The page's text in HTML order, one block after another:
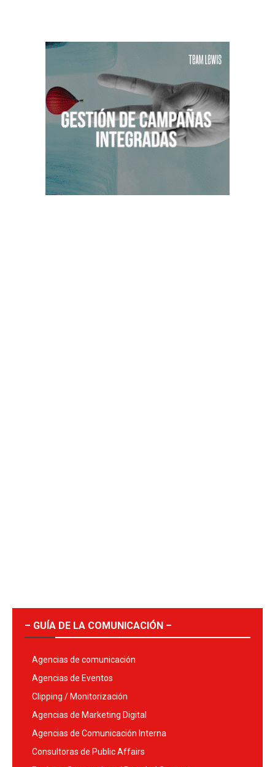
– GUÍA DE LA COMUNICACIÓN –
Agencias de comunicación
Agencias de Eventos
Clipping / Monitorización
Agencias de Marketing Digital
Agencias de Comunicación Interna
Consultoras de Public Affairs